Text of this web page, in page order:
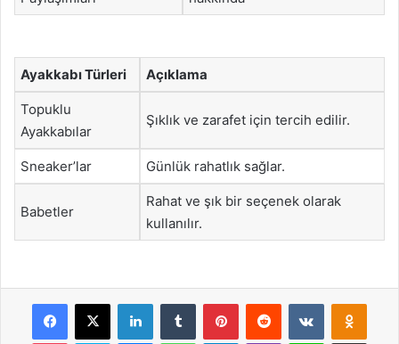
Ayakkabı Türleri Açıklama
Topuklu
Ayakkabılar
Şıklık ve zarafet için tercih edilir.
Sneaker’lar Günlük rahatlık sağlar.
Babetler
Rahat ve şık bir seçenek olarak
kullanılır.
Facebook
X LinkedInTumblr PinterestReddit VKontakte